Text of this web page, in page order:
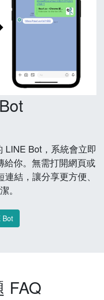
LINE Bot，系統會立即
給你。無需打開網頁或
結，讓分享更方便、
。
Bot
FAQ